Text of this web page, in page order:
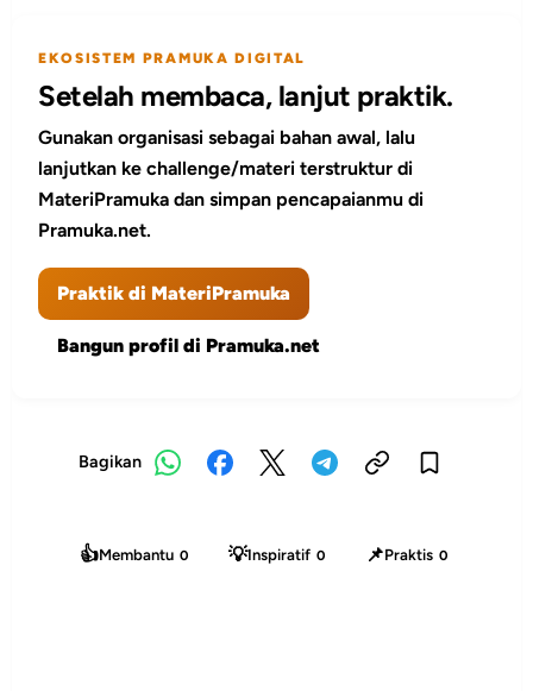
EKOSISTEM PRAMUKA DIGITAL
Setelah membaca, lanjut praktik.
Gunakan organisasi sebagai bahan awal, lalu
lanjutkan ke challenge/materi terstruktur di
MateriPramuka dan simpan pencapaianmu di
Pramuka.net.
Praktik di MateriPramuka
Bangun profil di Pramuka.net
Bagikan
👍Membantu 0 💡Inspiratif 0 📌Praktis 0